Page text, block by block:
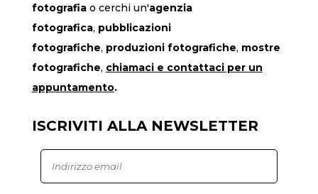
fotografiao cerchi un'agenzia
fotografica, pubblicazioni
fotografiche, produzioni fotografiche, mostre
fotografiche, chiamacie contattaci per un
appuntamento.
ISCRIVITI ALLA NEWSLETTER